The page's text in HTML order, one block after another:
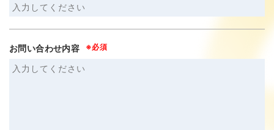
お問い合わせ内容